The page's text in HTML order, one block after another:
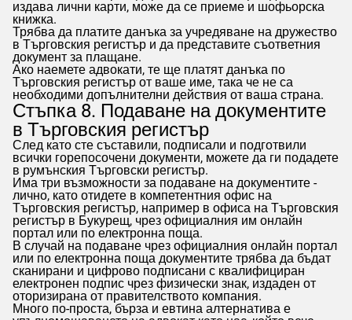
издава лични карти, може да се приеме и шофьорска
книжка.
Трябва да платите данъка за учредяване на дружество
в Търговския регистър и да представите съответния
документ за плащане.
Ако наемете адвокати, те ще платят данъка по
Търговския регистър от ваше име, така че не са
необходими допълнителни действия от ваша страна.
Стъпка 8. Подаване на документите
в Търговския регистър
След като сте съставили, подписали и подготвили
всички горепосочени документи, можете да ги подадете
в румънския Търговски регистър.
Има три възможности за подаване на документите -
лично, като отидете в компетентния офис на
Търговския регистър, например в офиса на Търговския
регистър в Букурещ, чрез официалния им онлайн
портал или по електронна поща.
В случай на подаване чрез официалния онлайн портал
или по електронна поща документите трябва да бъдат
сканирани и цифрово подписани с квалифициран
електронен подпис чрез физически знак, издаден от
оторизирана от правителството компания.
Много по-проста, бърза и евтина алтернатива е